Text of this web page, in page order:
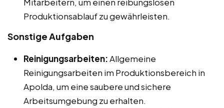
Produktionsablauf zu gewährleisten.
Sonstige Aufgaben
Reinigungsarbeiten:Allgemeine
Reinigungsarbeiten im Produktionsbereich in
Apolda, um eine saubere und sichere
Arbeitsumgebung zu erhalten.